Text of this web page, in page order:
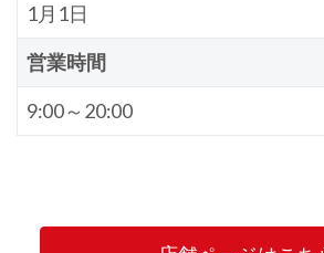
1月1日
営業時間
9:00～20:00